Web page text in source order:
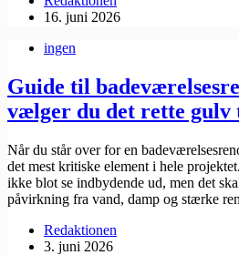
16. juni 2026
ingen
Guide til
vælger du det rette
Når du står over for en
det mest kritiske element i hele
ikke blot se indbydende ud, men det
påvirkning fra vand, damp og stærke
Redaktionen
3. juni 2026